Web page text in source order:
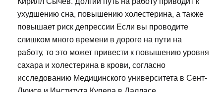
ухудшению сна, повышению холестерина, а также
повышает риск депрессии Если вы проводите
слишком много времени в дороге на пути на
работу, то это может привести к повышению уровня
сахара и холестерина в крови, согласно
исследованию Медицинского университета в Сент-